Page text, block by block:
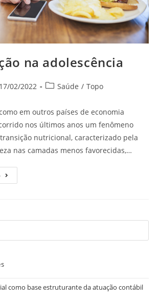
na adolescência
17/02/2022 Saúde / Topo
em outros países de economia
nos últimos anos um fenômeno
nutricional, caracterizado pela
nas camadas menos favorecidas,…
como base estruturante da atuação contábil